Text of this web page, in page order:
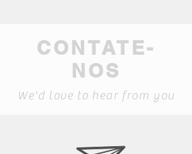
CONTATE-
NOS
We'd love to hear from you